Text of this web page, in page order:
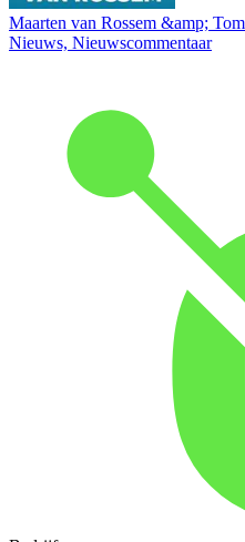
Maarten van Rossem &amp; Tom
Nieuws, Nieuwscommentaar